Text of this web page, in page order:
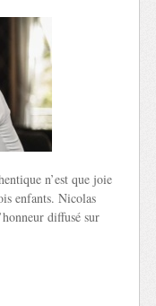
n’est que joie
enfants. Nicolas
diffusé sur